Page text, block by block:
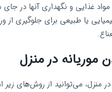
مواد غذایی و نگهداری آنها در
یا طبیعی برای جلوگیری
موریانه در منزل
منزل، می‌توانید از روش‌های زیر